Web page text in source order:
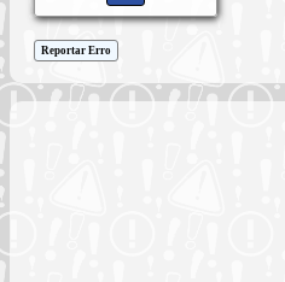
Reportar Erro